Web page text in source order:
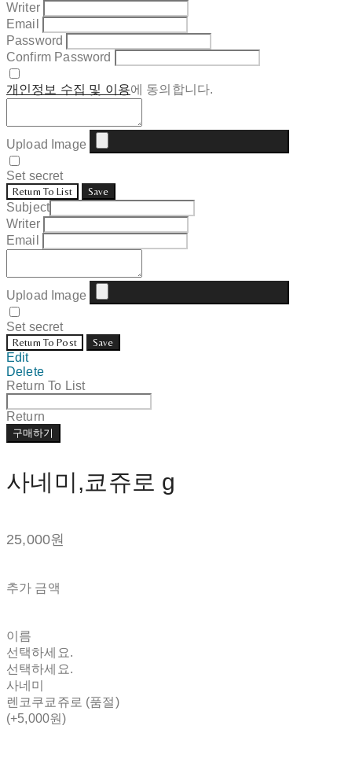
Writer
Email
Password
Confirm Password
개인정보 수집 및 이용에 동의합니다.
Upload Image
Set secret
Return To List Save
Subject
Writer
Email
Upload Image
Set secret
Return To Post Save
Edit
Delete
Return To List
Return
구매하기
사네미,쿄쥬로 g
25,000원
추가 금액
이름
선택하세요.
선택하세요.
사네미
렌코쿠쿄쥬로 (품절)
(+5,000원)